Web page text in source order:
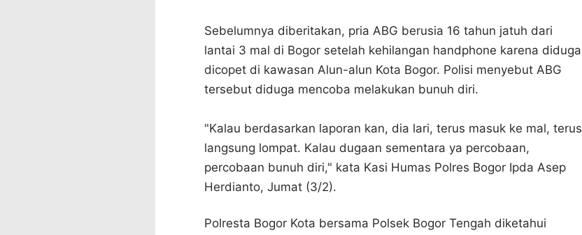
Bagikan ke media lain
Sebelumnya diberitakan, pria ABG berusia 16 tahun jatuh dari
lantai 3 mal di Bogor setelah kehilangan handphone karena diduga
dicopet di kawasan Alun-alun Kota Bogor. Polisi menyebut ABG
tersebut diduga mencoba melakukan bunuh diri.
"Kalau berdasarkan laporan kan, dia lari, terus masuk ke mal, terus
langsung lompat. Kalau dugaan sementara ya percobaan,
percobaan bunuh diri," kata Kasi Humas Polres Bogor Ipda Asep
Herdianto, Jumat (3/2).
Polresta Bogor Kota bersama Polsek Bogor Tengah diketahui
Bagikan ke media lain